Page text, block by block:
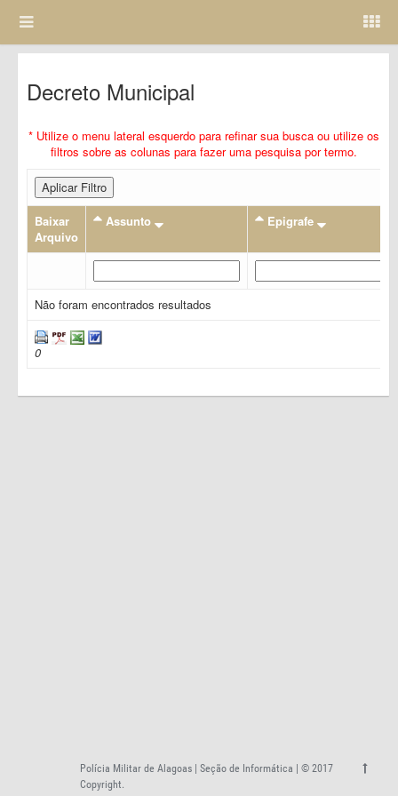
Decreto Municipal
* Utilize o menu lateral esquerdo para refinar sua busca ou utilize os
filtros sobre as colunas para fazer uma pesquisa por termo.
Aplicar Filtro
Baixar
Arquivo
Assunto Epigrafe
Não foram encontrados resultados
0
Polícia Militar de Alagoas | Seção de Informática | © 2017
Copyright.